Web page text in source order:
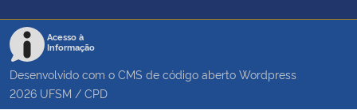
Acesso à
Informação
Desenvolvido com o CMS de código aberto Wordpress
2026 UFSM / CPD